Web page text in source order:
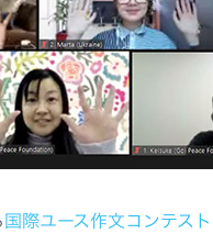
国際ユース作文コンテスト